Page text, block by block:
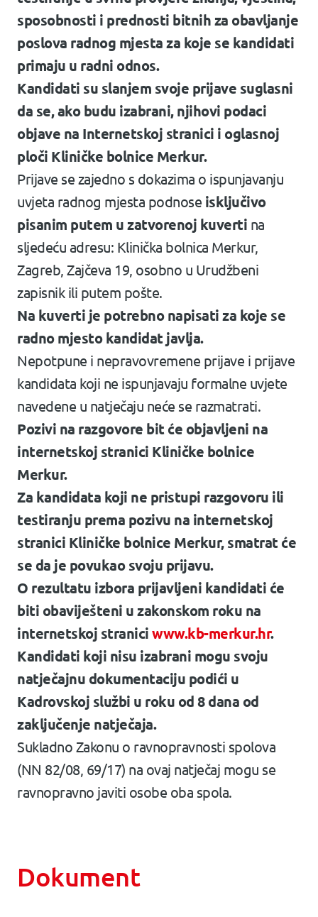
sposobnosti i prednosti bitnih za obavljanje
poslova radnog mjesta za koje se kandidati
primaju u radni odnos.
Kandidati su slanjem svoje prijave suglasni
da se, ako budu izabrani, njihovi podaci
objave na Internetskoj stranici i oglasnoj
ploči Kliničke bolnice Merkur.
Prijave se zajedno s dokazima o ispunjavanju
uvjeta radnog mjesta podnose isključivo
pisanim putem u zatvorenoj kuverti na
sljedeću adresu: Klinička bolnica Merkur,
Zagreb, Zajčeva 19, osobno u Urudžbeni
zapisnik ili putem pošte.
Na kuverti je potrebno napisati za koje se
radno mjesto kandidat javlja.
Nepotpune i nepravovremene prijave i prijave
kandidata koji ne ispunjavaju formalne uvjete
navedene u natječaju neće se razmatrati.
Pozivi na razgovore bit će objavljeni na
internetskoj stranici Kliničke bolnice
Merkur.
Za kandidata koji ne pristupi razgovoru ili
testiranju prema pozivu na internetskoj
stranici Kliničke bolnice Merkur, smatrat će
se da je povukao svoju prijavu.
O rezultatu izbora prijavljeni kandidati će
biti obaviješteni u zakonskom roku na
internetskoj straniciwww.kb-merkur.hr.
Kandidati koji nisu izabrani mogu svoju
natječajnu dokumentaciju podići u
Kadrovskoj službi u roku od 8 dana od
zaključenje natječaja.
Sukladno Zakonu o ravnopravnosti spolova
(NN 82/08, 69/17) na ovaj natječaj mogu se
ravnopravno javiti osobe oba spola.
Dokument